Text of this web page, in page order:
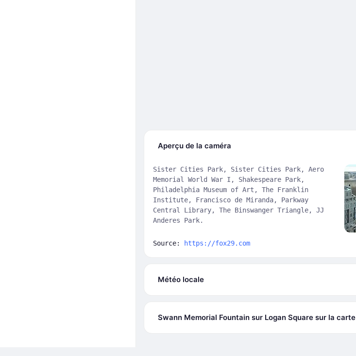
Aperçu de la caméra
Sister Cities Park, Sister Cities Park, Aero
Memorial World War I, Shakespeare Park,
Philadelphia Museum of Art, The Franklin
Institute, Francisco de Miranda, Parkway
Central Library, The Binswanger Triangle, JJ
Anderes Park.
Source: https://fox29.com
Météo locale
Swann Memorial Fountain sur Logan Square sur la carte